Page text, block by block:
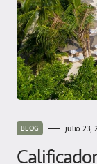
BLOG julio 23,